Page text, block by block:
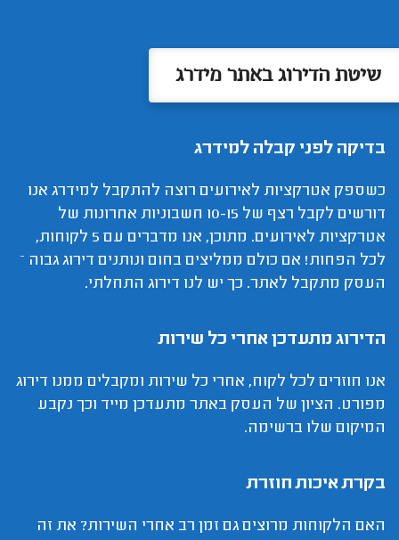
שיטת הדירוג באתר מידרג
בדיקה לפני קבלה למידרג
כשספק אטרקציות לאירועים רוצה להתקבל למידרג אנו
דורשים לקבל רצף של 10-15 חשבוניות אחרונות של
אטרקציות לאירועים. מתוכן, אנו מדברים עם 5 לקוחות,
לכל הפחות! אם כולם ממליצים בחום ונותנים דירוג גבוה –
העסק מתקבל לאתר. כך יש לנו דירוג התחלתי.
הדירוג מתעדכן אחרי כל שירות
אנו חוזרים לכל לקוח, אחרי כל שירות ומקבלים ממנו דירוג
מפורט. הציון של העסק באתר מתעדכן מייד וכך נקבע
המיקום שלו ברשימה.
בקרת איכות חוזרת
האם הלקוחות מרוצים גם זמן רב אחרי השירות? את זה